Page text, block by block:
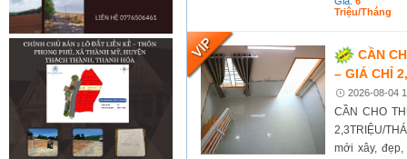
Triệu/tháng
CẦN
– GIÁ CHỈ
2026-08-04
CẦN CHO
2,3TRIỆU/
mới xây,